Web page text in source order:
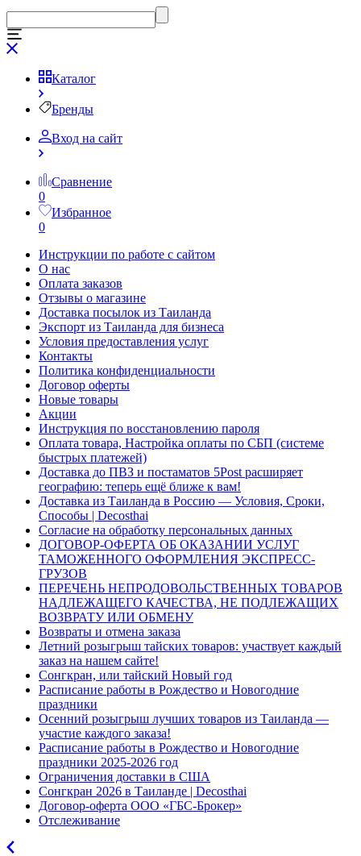
Каталог
Бренды
Вход на сайт
Сравнение
0
Избранное
0
Инструкции по работе с сайтом
О нас
Оплата заказов
Отзывы о магазине
Доставка посылок из Таиланда
Экспорт из Таиланда для бизнеса
Условия предоставления услуг
Контакты
Политика конфиденциальности
Договор оферты
Новые товары
Акции
Инструкция по восстановлению пароля
Оплата товара, Настройка оплаты по СБП (системе
быстрых платежей)
Доставка до ПВЗ и постаматов 5Post расширяет
географию: теперь ещё ближе к вам!
Доставка из Таиланда в Россию — Условия, Сроки,
Способы | Decosthai
Согласие на обработку персональных данных
ДОГОВОР-ОФЕРТА ОБ ОКАЗАНИИ УСЛУГ
ТАМОЖЕННОГО ОФОРМЛЕНИЯ ЭКСПРЕСС-
ГРУЗОВ
ПЕРЕЧЕНЬ НЕПРОДОВОЛЬСТВЕННЫХ ТОВАРОВ
НАДЛЕЖАЩЕГО КАЧЕСТВА, НЕ ПОДЛЕЖАЩИХ
ВОЗВРАТУ ИЛИ ОБМЕНУ
Возвраты и отмена заказа
Летний розыгрыш тайских товаров: участвует каждый
заказ на нашем сайте!
Сонгкран, или тайский Новый год
Расписание работы в Рождество и Новогодние
праздники
Осенний розыгрыш лучших товаров из Таиланда —
участие каждого заказа!
Расписание работы в Рождество и Новогодние
праздники 2025-2026 год
Ограничения доставки в США
Сонгкран 2026 в Таиланде | Decosthai
Договор-оферта ООО «ГБС-Брокер»
Отслеживание